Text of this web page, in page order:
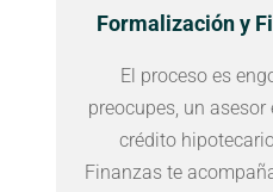
Formalización y
El proceso es
preocupes, un
crédito
Finanzas te